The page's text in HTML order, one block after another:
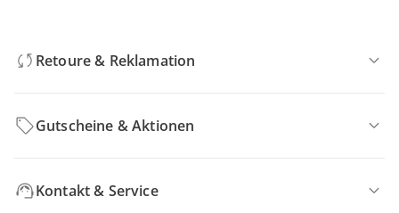
Retoure & Reklamation
Gutscheine & Aktionen
Kontakt & Service